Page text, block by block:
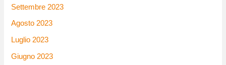
Settembre 2023
Agosto 2023
Luglio 2023
Giugno 2023